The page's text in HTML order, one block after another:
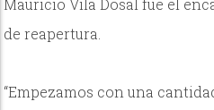
Mauricio Vila Dosal fue el
de reapertura.
“Empezamos con una